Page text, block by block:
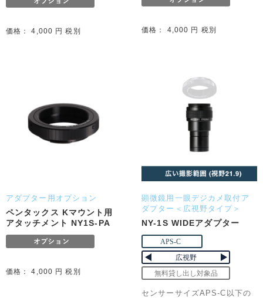
価格： 4,000 円 税別 価格： 4,000 円 税別
アダプター用オプション
ペンタックス Kマウント用
アタッチメント NY1S-PA
価格： 4,000 円 税別
顕微鏡用一眼デジカメ取付ア
ダプター＜広視野タイプ＞
NY-1S WIDEアダプター
センサーサイズAPS-C以下の